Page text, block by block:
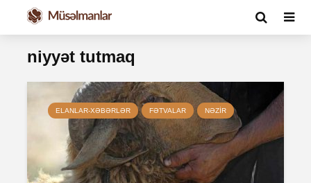
niyyət tutmaq
ELANLAR-XƏBƏRLƏR FƏTVALAR NƏZIR